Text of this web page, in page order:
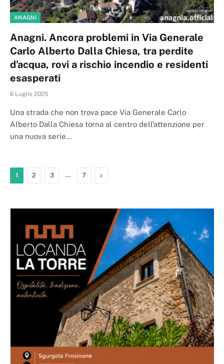
ANAGNI
Anagni. Ancora problemi in Via Generale
Carlo Alberto Dalla Chiesa, tra perdite
d’acqua, rovi a rischio incendio e residenti
esasperati
6 Luglio 2025
Una strada che non trova pace Via Generale Carlo
Alberto Dalla Chiesa torna al centro dell’attenzione per
una nuova serie…
1 2 3 … 7 Next